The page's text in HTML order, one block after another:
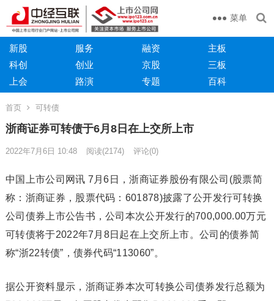
菜单
新股 服务 融资
主板
科创
创业 京股
三板
上会
路演 专题 百科
首页 可转债
浙商证券可转债于6月8日在上交所上市
2022年7月6日 10:48 阅读(2174) 评论(0)
中国上市公司网讯 7月6日，浙商证券股份有限公司(股票简
称：浙商证券，股票代码：601878)披露了公开发行可转换
公司债券上市公告书，公司本次公开发行的700,000.00万元
可转债将于2022年7月8日起在上交所上市。公司的债券简
称“浙22转债”，债券代码“113060”。
据公开资料显示，浙商证券本次可转换公司债券发行总额为